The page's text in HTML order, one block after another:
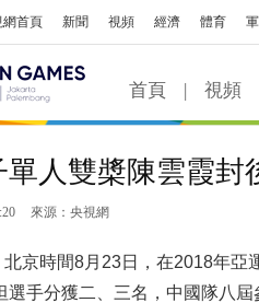
網首頁 新聞 視頻 經濟 體育
首頁 | 視頻
單人雙槳陳雲霞封
來源：央視網
時間8月23日，在2018年亞
選手分獲二、三名，中國隊八屆